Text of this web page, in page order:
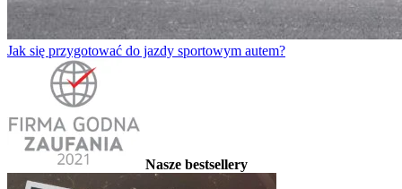
Jak się przygotować do jazdy sportowym autem?
Nasze bestsellery